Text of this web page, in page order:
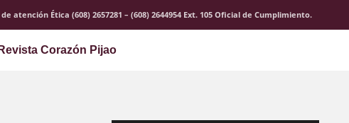
atención Ética (608) 2657281 – (608) 2644954 Ext. 105 Oficial de Cumplimiento.
Revista Corazón Pijao